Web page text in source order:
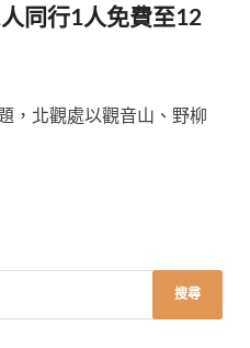
同行1人免費至12
，北觀處以觀音山、野柳